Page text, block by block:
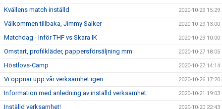
Kvällens match inställd 2020-10-29 15:29
Välkommen tillbaka, Jimmy Salker 2020-10-29 13:00
Matchdag - Inför THF vs Skara IK 2020-10-29 10:00
Omstart, profilkläder, pappersförsäljning mm 2020-10-27 18:05
Höstlovs-Camp 2020-10-27 14:14
Vi öppnar upp vår verksamhet igen 2020-10-26 17:20
Information med anledning av inställd verksamhet. 2020-10-21 19:03
Inställd verksamhet! 2020-10-20 22:43